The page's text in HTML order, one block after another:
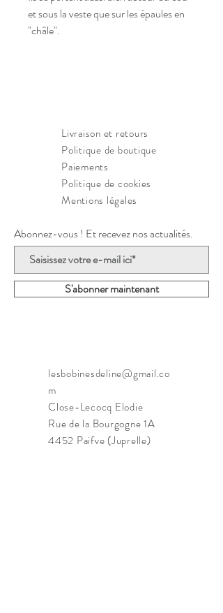
et sous la veste que sur les épaules en
"châle".
Livraison et retours
Politique de boutique
Paiements
Politique de cookies
Mentions légales
Abonnez-vous ! Et recevez nos actualités.
S'abonner maintenant
lesbobinesdeline@gmail.co
m
Close-Lecocq Elodie
Rue de la Bourgogne 1A
4452 Paifve (Juprelle)